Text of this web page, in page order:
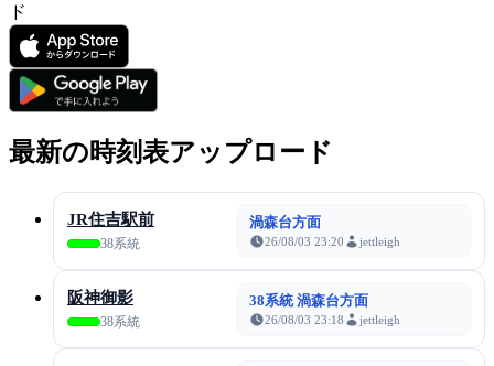
ド
最新の時刻表アップロード
JR住吉駅前
38系統
渦森台方面
26/08/03 23:20 jettleigh
阪神御影
38系統
38系統 渦森台方面
26/08/03 23:18 jettleigh